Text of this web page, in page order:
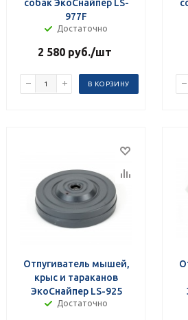
собак ЭкоСнайпер LS-
977F
Достаточно
2 580 руб./шт
В КОРЗИНУ
Отпугиватель мышей,
крыс и тараканов
ЭкоСнайпер LS-925
Достаточно